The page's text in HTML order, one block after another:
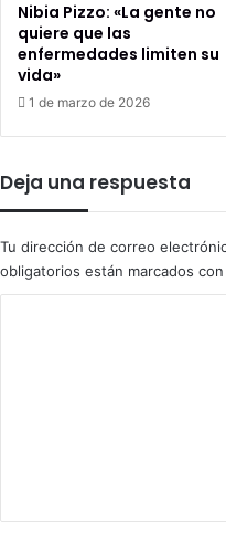
Nibia Pizzo: «La gente no
quiere que las
enfermedades limiten su
vida»
1 de marzo de 2026
Deja una respuesta
Tu dirección de correo
obligatorios están marcados con